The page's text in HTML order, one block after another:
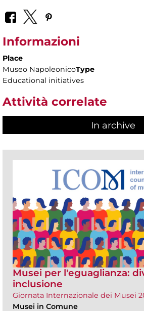
Informazioni
Place
Museo NapoleonicoType
Educational initiatives
Attività correlate
In archive
Musei per l'eguaglianza:
inclusione
Giornata Internazionale dei Musei
Musei in Comune